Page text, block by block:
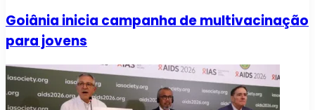
Goiânia inicia campanha de multivacinação
para jovens